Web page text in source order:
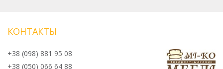
КОНТАКТЫ
+38 (098) 881 95 08
+38 (050) 066 64 88